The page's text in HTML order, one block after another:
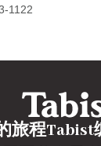
1122
旅程Tabist